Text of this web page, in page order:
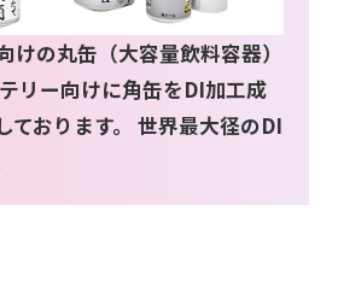
問い合わせ
けの丸缶（大容量飲料容器）
リー向けに角缶をDI加工成
ております。 世界最大径のDI